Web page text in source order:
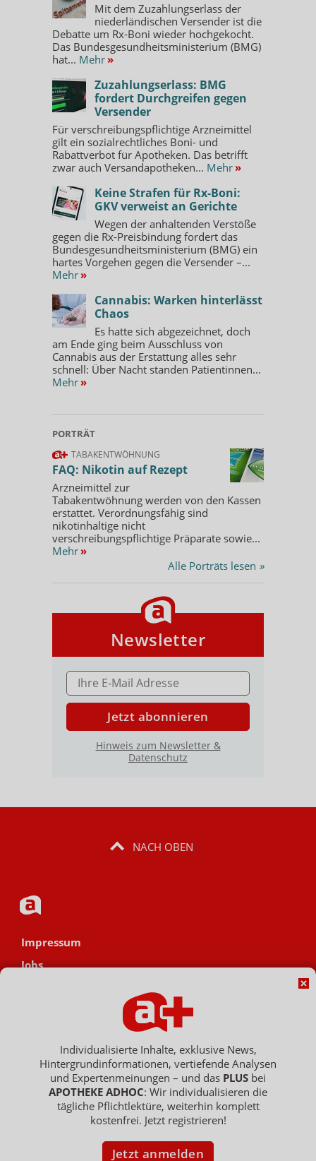
Mit dem Zuzahlungserlass der
niederländischen Versender ist die
Debatte um Rx-Boni wieder hochgekocht.
Das Bundesgesundheitsministerium (BMG)
hat... Mehr »
Zuzahlungserlass: BMG
fordert Durchgreifen gegen
Versender
Für verschreibungspflichtige Arzneimittel
gilt ein sozialrechtliches Boni- und
Rabattverbot für Apotheken. Das betrifft
zwar auch Versandapotheken... Mehr »
Keine Strafen für Rx-Boni:
GKV verweist an Gerichte
Wegen der anhaltenden Verstöße
gegen die Rx-Preisbindung fordert das
Bundesgesundheitsministerium (BMG) ein
hartes Vorgehen gegen die Versender –...
Mehr »
Cannabis: Warken hinterlässt
Chaos
Es hatte sich abgezeichnet, doch
am Ende ging beim Ausschluss von
Cannabis aus der Erstattung alles sehr
schnell: Über Nacht standen Patientinnen...
Mehr »
PORTRÄT
TABAKENTWÖHNUNG
FAQ: Nikotin auf Rezept
Arzneimittel zur
Tabakentwöhnung werden von den Kassen
erstattet. Verordnungsfähig sind
nikotinhaltige nicht
verschreibungspflichtige Präparate sowie...
Mehr »
Alle Porträts lesen »
Newsletter
E-MAIL ADRESSE
Jetzt abonnieren
Hinweis zum Newsletter &
Datenschutz
NACH OBEN
Impressum
Jobs
Hinweisgebersystem
Vertrag widerrufen
Medien GmbH / Franz-Ehrlich-Str. 12 / 12489 Berlin
Geschäftsführer: Patrick Hollstein, Thomas Bellartz / Amtsgericht Berlin
Individualisierte Inhalte, exklusive News,
Hintergrundinformationen, vertiefende Analysen
und Expertenmeinungen – und das PLUS bei
APOTHEKE ADHOC: Wir individualisieren die
tägliche Pflichtlektüre, weiterhin komplett
kostenfrei. Jetzt registrieren!
Jetzt anmelden